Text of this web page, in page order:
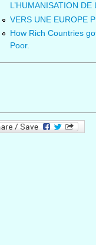
L’HUMANISATION DE
VERS UNE EUROPE
How Rich Countries
Poor.